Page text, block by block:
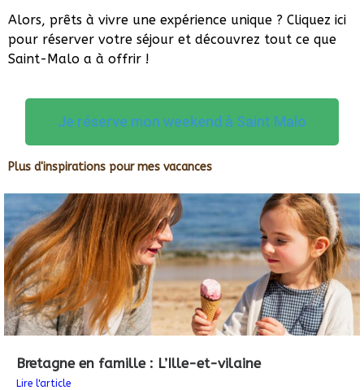
Alors, prêts à vivre une expérience unique ? Cliquez ici
pour réserver votre séjour et découvrez tout ce que
Saint-Malo a à offrir !
Je réserve mon weekend à Saint Malo
Plus d'inspirations pour mes vacances
Bretagne en famille : L’Ille-et-vilaine
Lire l'article